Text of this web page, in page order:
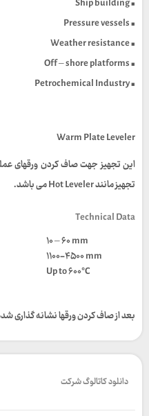
• Ship building
• Pressure vessels
• Weather resistance
• Off – shore platforms
• Petrochemical Industry
Warm Plate Leveler
این تجهیز جهت صاف کردن ورقهای
تجهیز مانند Hot Leveler می باشد.
Technical Data
۱۰ – ۶۰ mm
۱۱۰۰-۴۵۰۰ mm
Up to ۶۰۰°C
بعد از صاف کردن ورقها نشانه
دانلود کاتالوگ شرکت